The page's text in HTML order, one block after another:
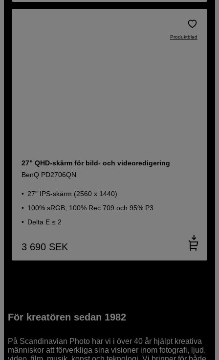
Produktblad
27” QHD-skärm för bild- och videoredigering
BenQ PD2706QN
27" IPS-skärm (2560 x 1440)
100% sRGB, 100% Rec.709 och 95% P3
Delta E ≤ 2
3 690 SEK
För kreatören sedan 1982
På Scandinavian Photo har vi i över 40 år hjälpt kreativa
människor att förverkliga sina visioner inom fotografi, ljud,